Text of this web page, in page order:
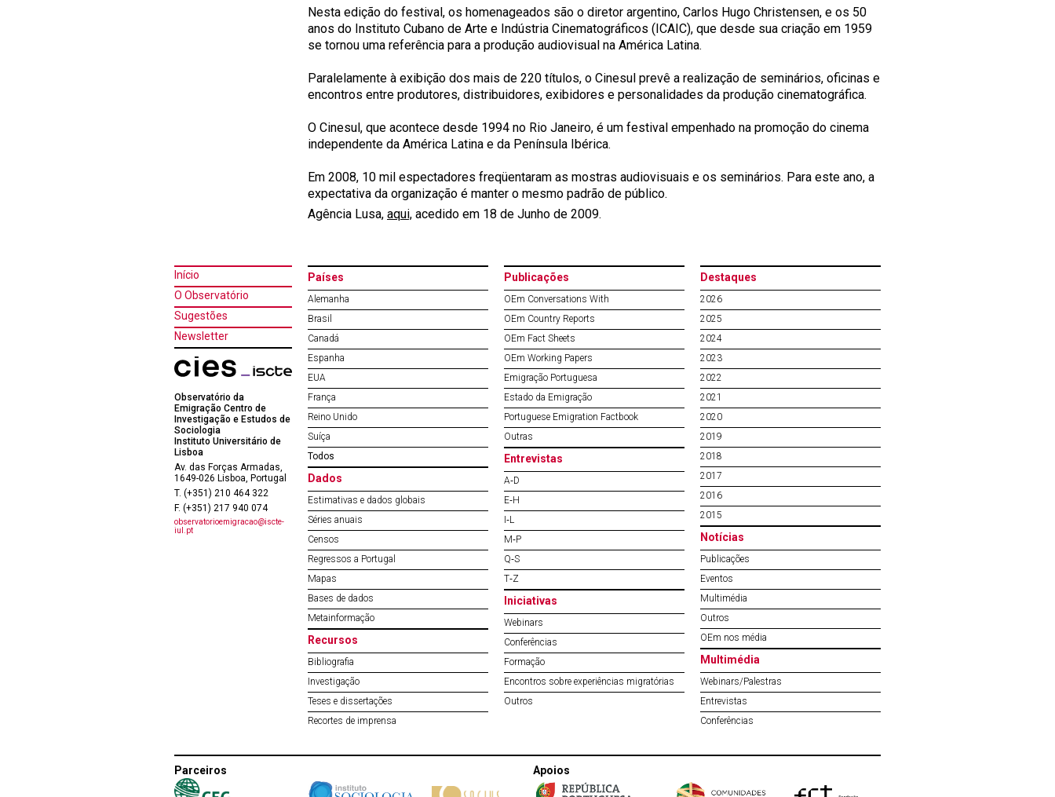
Nesta edição do festival, os homenageados são o diretor argentino, Carlos Hugo Christensen, e os 50
anos do Instituto Cubano de Arte e Indústria Cinematográficos (ICAIC), que desde sua criação em 1959
se tornou uma referência para a produção audiovisual na América Latina.
Paralelamente à exibição dos mais de 220 títulos, o Cinesul prevê a realização de seminários, oficinas e
encontros entre produtores, distribuidores, exibidores e personalidades da produção cinematográfica.
O Cinesul, que acontece desde 1994 no Rio Janeiro, é um festival empenhado na promoção do cinema
independente da América Latina e da Península Ibérica.
Em 2008, 10 mil espectadores freqüentaram as mostras audiovisuais e os seminários. Para este ano, a
expectativa da organização é manter o mesmo padrão de público.
Agência Lusa, aqui, acedido em 18 de Junho de 2009.
Início
O Observatório
Sugestões
Newsletter
Observatório da
Emigração Centro de
Investigação e Estudos de
Sociologia
Instituto Universitário de
Lisboa
Av. das Forças Armadas,
1649-026 Lisboa, Portugal
T. (+351) 210 464 322
F. (+351) 217 940 074
observatorioemigracao@iscte-
iul.pt
Países
Alemanha
Brasil
Canadá
Espanha
EUA
França
Reino Unido
Suíça
Todos
Dados
Estimativas e dados globais
Séries anuais
Censos
Regressos a Portugal
Mapas
Bases de dados
Metainformação
Recursos
Bibliografia
Investigação
Teses e dissertações
Recortes de imprensa
Publicações
OEm Conversations With
OEm Country Reports
OEm Fact Sheets
OEm Working Papers
Emigração Portuguesa
Estado da Emigração
Portuguese Emigration Factbook
Outras
Entrevistas
A‐D
E‐H
I‐L
M‐P
Q‐S
T‐Z
Iniciativas
Webinars
Conferências
Formação
Encontros sobre experiências migratórias
Outros
Destaques
2026
2025
2024
2023
2022
2021
2020
2019
2018
2017
2016
2015
Notícias
Publicações
Eventos
Multimédia
Outros
OEm nos média
Multimédia
Webinars/Palestras
Entrevistas
Conferências
Parceiros Apoios